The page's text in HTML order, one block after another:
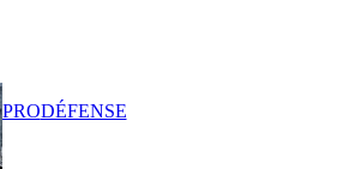
PRODÉFENSE